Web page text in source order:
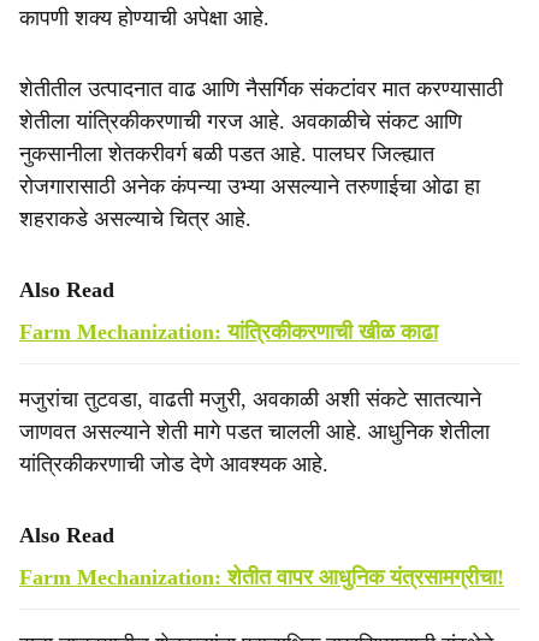
कापणी शक्य होण्याची अपेक्षा आहे.
शेतीतील उत्पादनात वाढ आणि नैसर्गिक संकटांवर मात करण्यासाठी
शेतीला यांत्रिकीकरणाची गरज आहे. अवकाळीचे संकट आणि
नुकसानीला शेतकरीवर्ग बळी पडत आहे. पालघर जिल्ह्यात
रोजगारासाठी अनेक कंपन्या उभ्या असल्याने तरुणाईचा ओढा हा
शहराकडे असल्याचे चित्र आहे.
Also Read
Farm Mechanization: यांत्रिकीकरणाची खीळ काढा
मजुरांचा तुटवडा, वाढती मजुरी, अवकाळी अशी संकटे सातत्याने
जाणवत असल्याने शेती मागे पडत चालली आहे. आधुनिक शेतीला
यांत्रिकीकरणाची जोड देणे आवश्यक आहे.
Also Read
Farm Mechanization: शेतीत वापर आधुनिक यंत्रसामग्रीचा!